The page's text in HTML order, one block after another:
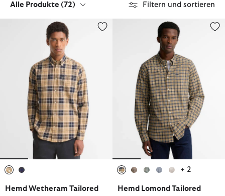
Alle Produkte (72) Filtern und sortieren
Hemd Wetheram Tailored
Hemd Wetheram Tailored
Hemd Lomond Tailored
+ 2
Hemd Lomond Tailored